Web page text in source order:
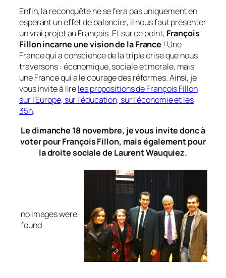
Enfin, la reconquête ne se fera pas uniquement en
espérant un effet de balancier, il nous faut présenter
un vrai projet au Français. Et sur ce point, François
Fillon incarne une vision de la France ! Une
France qui a conscience de la triple crise que nous
traversons : économique, sociale et morale, mais
une France qui a le courage des réformes. Ainsi, je
vous invite à lireles propositions de François Fillon
sur l’Europe, sur l’éducation, sur l’économie et les
35h.
Le dimanche 18 novembre, je vous invite donc à
voter pour François Fillon, mais également pour
la droite sociale de Laurent Wauquiez.
no images were
found